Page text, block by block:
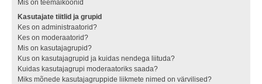
Mis on teemaikoonid
Kasutajate tiitlid ja grupid
Kes on administraatorid?
Kes on moderaatorid?
Mis on kasutajagrupid?
Kus on kasutajagrupid ja kuidas nendega liituda?
Kuidas kasutajagrupi moderaatoriks saada?
Miks mõnede kasutajagruppide liikmete nimed on värvilised?